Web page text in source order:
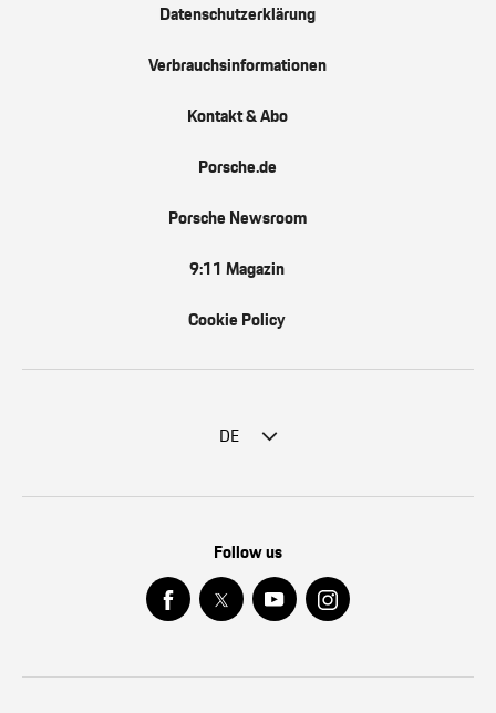
Datenschutzerklärung
Verbrauchsinformationen
Kontakt & Abo
Porsche.de
Porsche Newsroom
9:11 Magazin
Cookie Policy
DE
Follow us